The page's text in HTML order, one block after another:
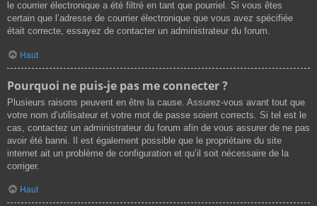
le courrier électronique a été filtré en tant que pourriel. Si vous êtes
certain que l’adresse de courrier électronique que vous avez spécifiée
était correcte, essayez de contacter un administrateur du forum.
Haut
Pourquoi ne puis-je pas me connecter ?
Plusieurs raisons peuvent en être la cause. Assurez-vous avant tout que
votre nom d’utilisateur et votre mot de passe soient corrects. Si tel est le
cas, contactez un administrateur du forum afin de vous assurer de ne pas
avoir été banni. Il est également possible que le propriétaire du site
internet ait un problème de configuration et qu’il soit nécessaire de la
corriger.
Haut